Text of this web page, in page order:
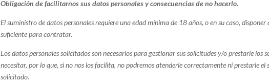
Obligación de facilitarnos sus datos personales y consecuencias de no hacerlo.
El suministro de datos personales requiere una edad mínima de 18 años, o en su caso,
suficiente para contratar.
Los datos personales solicitados son necesarios para gestionar sus solicitudes y/o prestarle los
necesitar, por lo que, si no nos los facilita, no podremos atenderle correctamente ni prestarle el
solicitado.